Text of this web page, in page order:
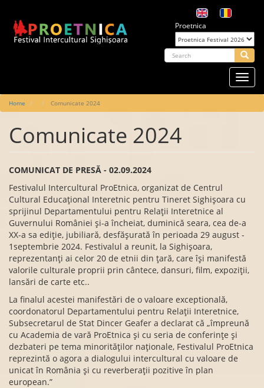
main
content
Proetnica
Main
navigation
Home Comunicate 2024
Comunicate 2024
COMUNICAT DE PRESĂ - 02.09.2024
Festivalul Intercultural ProEtnica, organizat de Centrul
Cultural Educațional Interetnic pentru Tineret Sighișoara cu
sprijinul Departamentului pentru Relații Interetnice al
Guvernului României și-a încheiat, duminică seara, cea de-a
XX-a sa ediție, jubiliară, desfășurată în perioada 29 august -
1septembrie 2024. Festivalul a reunit, la Sighișoara,
reprezentanți ai celor 20 de etnii din țară, care își manifestă
valorile culturale proprii prin cântece, dansuri, film, expoziții,
lansări de carte etc..
La finalul acestei manifestări de o valoare exceptională,
coordonatorul Departamentului pentru Relații Interetnice,
Subsecretarul de Stat Dincer Geafer a declarat că „împreună
cu Academia de vară ProEtnica și cu seria de conferințe și
dezbateri pe tema minorităților naționale, Festivalul ProEtnica
reprezintă o agora a dialogului intercultural cu valoare de
unicat în România și cu reverberații pozitive în plan
european.”